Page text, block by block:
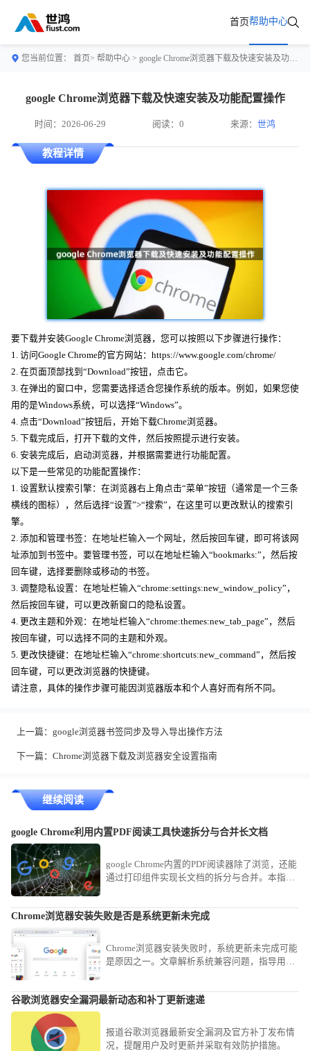
首页帮助中心
您当前位置： 首页> 帮助中心 > google Chrome浏览器下载及快速安装及功能配置操作
google Chrome浏览器下载及快速安装及功能配置操作
时间：2026-06-29 阅读：0 来源：世鸿
教程详情
要下载并安装Google Chrome浏览器，您可以按照以下步骤进行操作：
1. 访问Google Chrome的官方网站：https://www.google.com/chrome/
2. 在页面顶部找到“Download”按钮，点击它。
3. 在弹出的窗口中，您需要选择适合您操作系统的版本。例如，如果您使
用的是Windows系统，可以选择“Windows”。
4. 点击“Download”按钮后，开始下载Chrome浏览器。
5. 下载完成后，打开下载的文件，然后按照提示进行安装。
6. 安装完成后，启动浏览器，并根据需要进行功能配置。
以下是一些常见的功能配置操作：
1. 设置默认搜索引擎：在浏览器右上角点击“菜单”按钮（通常是一个三条
横线的图标），然后选择“设置”>“搜索”，在这里可以更改默认的搜索引
擎。
2. 添加和管理书签：在地址栏输入一个网址，然后按回车键，即可将该网
址添加到书签中。要管理书签，可以在地址栏输入“bookmarks:”，然后按
回车键，选择要删除或移动的书签。
3. 调整隐私设置：在地址栏输入“chrome:settings:new_window_policy”，
然后按回车键，可以更改新窗口的隐私设置。
4. 更改主题和外观：在地址栏输入“chrome:themes:new_tab_page”，然后
按回车键，可以选择不同的主题和外观。
5. 更改快捷键：在地址栏输入“chrome:shortcuts:new_command”，然后按
回车键，可以更改浏览器的快捷键。
请注意，具体的操作步骤可能因浏览器版本和个人喜好而有所不同。
上一篇： google浏览器书签同步及导入导出操作方法
下一篇： Chrome浏览器下载及浏览器安全设置指南
继续阅读
google Chrome利用内置PDF阅读工具快速拆分与合并长文档
google Chrome内置的PDF阅读器除了浏览，还能
通过打印组件实现长文档的拆分与合并。本指南
版。
Chrome浏览器安装失败是否是系统更新未完成
Chrome浏览器安装失败时，系统更新未完成可能
是原因之一。文章解析系统兼容问题，指导用户
谷歌浏览器安全漏洞最新动态和补丁更新速递
报道谷歌浏览器最新安全漏洞及官方补丁发布情
况，提醒用户及时更新并采取有效防护措施。